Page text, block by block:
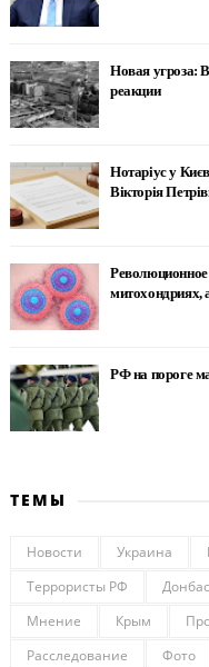
Новая угроза:
реакции
Нотаріус у
Вікторія
митохондриях,
РФ на пороге
ТЕМЫ
Новости Украина
Террористы РФ
Мнение
Крым
Расследование
Фото